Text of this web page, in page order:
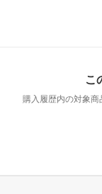
こ
購入履歴内の対象商